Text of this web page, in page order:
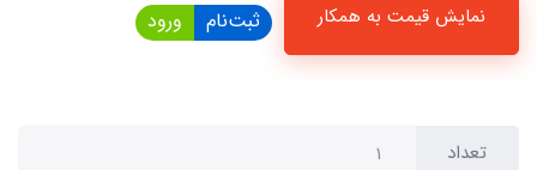
نمایش قیمت به همکار ثبت‌نام ورود
تعداد